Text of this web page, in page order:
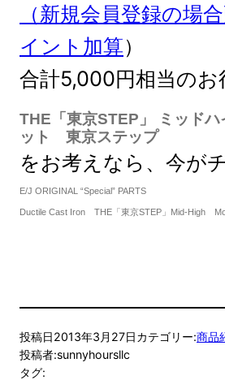
（新規会員登録の場
イント加算）
合計5,000円相当のお
THE「東京STEP」 ミッド
ット 東京ステップ
をお考えなら、今が
E/J ORIGINAL “Special” PARTS
Ductile Cast Iron THE「東京STEP」Mid-High
投稿日2013年3月27日カテゴリー:商品
投稿者:sunnyhoursllc
タグ: